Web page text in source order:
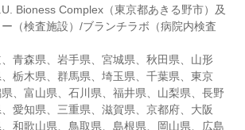
Bioness Complex（東京都あきる野市）及
（検査施設）/ブランチラボ（病院内検査
青森県、岩手県、宮城県、秋田県、山形
栃木県、群馬県、埼玉県、千葉県、東京
、富山県、石川県、福井県、山梨県、長野
愛知県、三重県、滋賀県、京都府、大阪
和歌山県、鳥取県、島根県、岡山県、広島